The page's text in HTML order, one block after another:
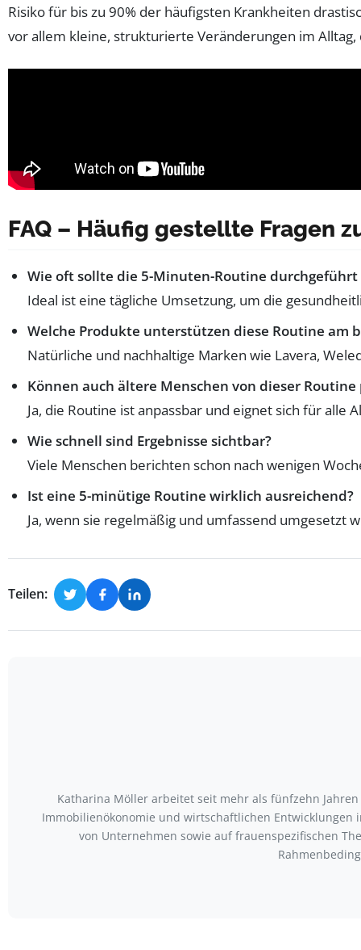
Risiko für bis zu 90% der häufigsten Krankheiten
vor allem kleine, strukturierte Veränderungen im
FAQ – Häufig gestellte Fragen
Wie oft sollte die 5-Minuten-Routine durchgeführt
Ideal ist eine tägliche Umsetzung, um die
Welche Produkte unterstützen diese Routine am
Natürliche und nachhaltige Marken wie Lavera,
Können auch ältere Menschen von dieser
Ja, die Routine ist anpassbar und eignet sich für
Wie schnell sind Ergebnisse sichtbar?
Viele Menschen berichten schon nach wenigen
Ist eine 5-minütige Routine wirklich ausreichend?
Ja, wenn sie regelmäßig und umfassend umgesetzt
Teilen:
Katharina Möller arbeitet seit mehr als fünfzehn
Immobilienökonomie und wirtschaftlichen
von Unternehmen sowie auf frauenspezifischen